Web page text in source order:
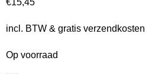
€15,45
incl. BTW & gratis verzendkosten
Op voorraad